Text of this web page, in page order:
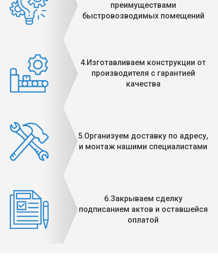
преимуществами
быстровозводимых помещений
4.Изготавливаем конструкции от
производителя с гарантией
качества
5.Организуем доставку по адресу,
и монтаж нашими специалистами
6.Закрываем сделку
подписанием актов и оставшейся
оплатой